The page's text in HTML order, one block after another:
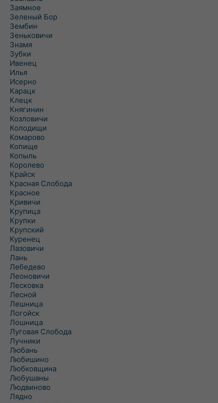
Заямное
Зеленый Бор
Зембин
Зеньковичи
Знамя
Зубки
Ивенец
Илья
Исерно
Карацк
Клецк
Княгинин
Козловичи
Колодищи
Комарово
Копище
Копыль
Королево
Крайск
Красная Слобода
Красное
Кривичи
Крупица
Крупки
Крупский
Куренец
Лазовичи
Лань
Лебедево
Леоновичи
Лесковка
Лесной
Лешница
Логойск
Лошница
Луговая Слобода
Лучники
Любань
Любишино
Любковщина
Любушаны
Людвиново
Лядно